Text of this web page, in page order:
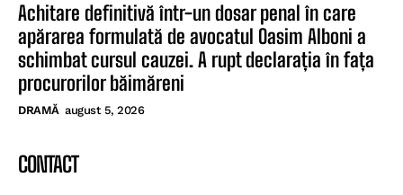
Achitare definitivă într-un dosar penal în care
apărarea formulată de avocatul Oasim Alboni a
schimbat cursul cauzei. A rupt declarația în fața
procurorilor băimăreni
DRAMĂ august 5, 2026
CONTACT